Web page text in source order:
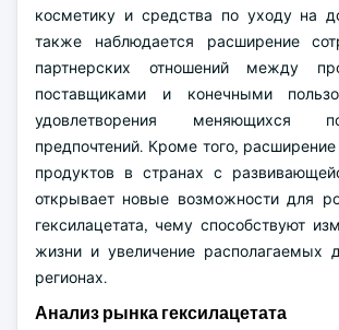
косметику и средства по уходу на
также наблюдается расширение
партнерских отношений между
поставщиками и конечными
удовлетворения меняющихся
предпочтений. Кроме того, расширение
продуктов в странах с
открывает новые возможности для
гексилацетата, чему способствуют
жизни и увеличение располагаемых
регионах.
Анализ рынка гексилацетата